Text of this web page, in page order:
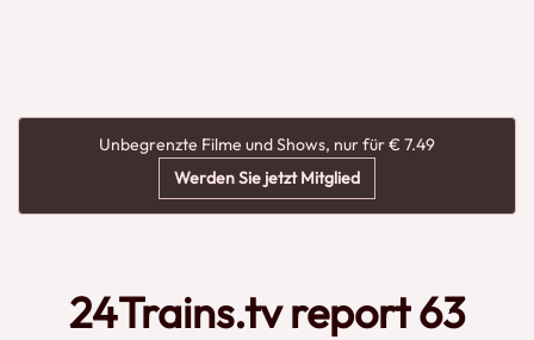
Unbegrenzte Filme und Shows, nur für € 7.49
Werden Sie jetzt Mitglied
24Trains.tv report 63